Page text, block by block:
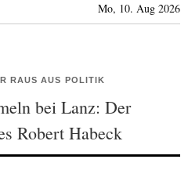
Mo, 10. Aug 2026
RAUS AUS POLITIK
bei Lanz: Der
Robert Habeck